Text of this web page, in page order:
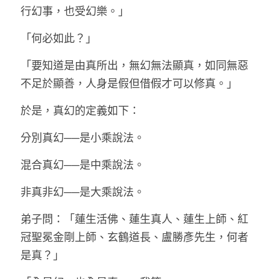
行幻事，也受幻樂。」
「何必如此？」
「要知道是由真所出，無幻無法顯真，如同無惡
不足於顯善，人身是假但借假才可以修真。」
於是，真幻的定義如下：
分別真幻──是小乘說法。
混合真幻──是中乘說法。
非真非幻──是大乘說法。
弟子問：「蓮生活佛、蓮生真人、蓮生上師、紅
冠聖冕金剛上師、玄鶴道長、盧勝彥先生，何者
是真？」